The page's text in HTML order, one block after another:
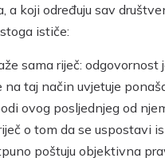
koji određuju sav
ističe:
sama riječ:
taj način uvjetuje
ovog posljednjeg od
o tom da se uspostavi
poštuju objektivna